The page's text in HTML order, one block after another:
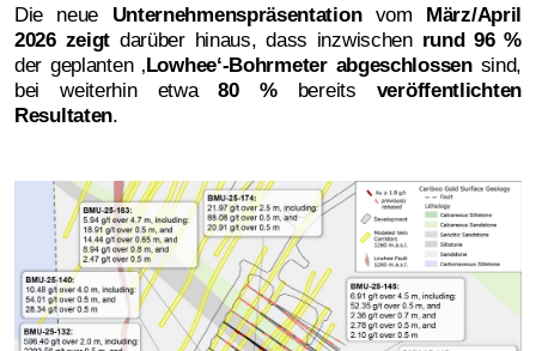
Die neue Unternehmenspräsentationvom März/April
2026 zeigt darüber hinaus, dass inzwischen rund 96 %
der geplanten ‚Lowhee‘-Bohrmeter abgeschlossensind,
bei weiterhin etwa80 %bereits veröffentlichten
Resultaten.